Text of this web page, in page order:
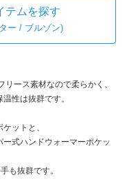
テムを探す
ー / ブルゾン)
ース素材なので柔らかく、
性は抜群です。
ットと、
式ハンドウォーマーポケッ
も抜群です。